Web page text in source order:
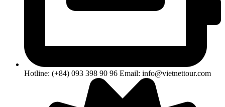
Hotline: (+84) 093 398 90 96 Email: info@vietnettour.com